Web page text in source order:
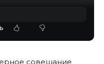
совещание